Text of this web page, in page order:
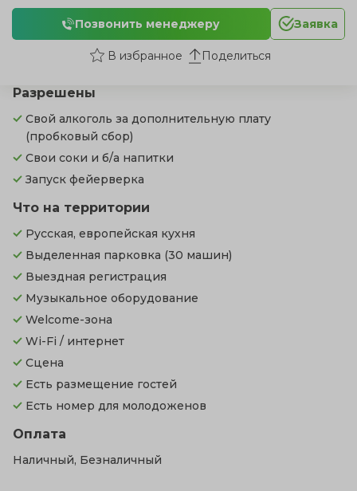
Разрешены
Свой алкоголь за дополнительную плату
(пробковый сбор)
Свои соки и б/а напитки
Запуск фейерверка
Что на территории
Русская, европейская кухня
Выделенная парковка (30 машин)
Выездная регистрация
Музыкальное оборудование
Welcome-зона
Wi-Fi / интернет
Сцена
Есть размещение гостей
Есть номер для молодоженов
Оплата
Наличный, Безналичный
Позвонить менеджеру Заявка
Поделиться